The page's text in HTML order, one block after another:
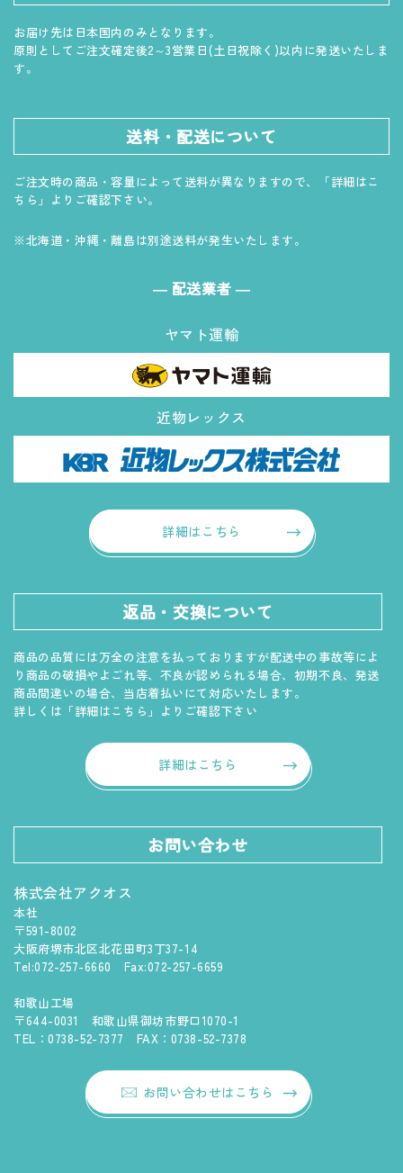
お届け先は日本国内のみとなります。
原則としてご注文確定後2～3営業日(土日祝除く)以内に発送いたしま
す。
送料・配送について
ご注文時の商品・容量によって送料が異なりますので、「詳細はこ
ちら」よりご確認下さい。
※北海道・沖縄・離島は別途送料が発生いたします。
― 配送業者 ―
ヤマト運輸
近物レックス
詳細はこちら
返品・交換について
商品の品質には万全の注意を払っておりますが配送中の事故等によ
り商品の破損やよごれ等、不良が認められる場合、初期不良、発送
商品間違いの場合、当店着払いにて対応いたします。
詳しくは「詳細はこちら」よりご確認下さい
詳細はこちら
お問い合わせ
株式会社アクオス
本社
〒591-8002
大阪府堺市北区北花田町3丁37-14
Tel:072-257-6660 Fax:072-257-6659
和歌山工場
〒644-0031 和歌山県御坊市野口1070-1
TEL：0738-52-7377 FAX：0738-52-7378
お問い合わせはこちら